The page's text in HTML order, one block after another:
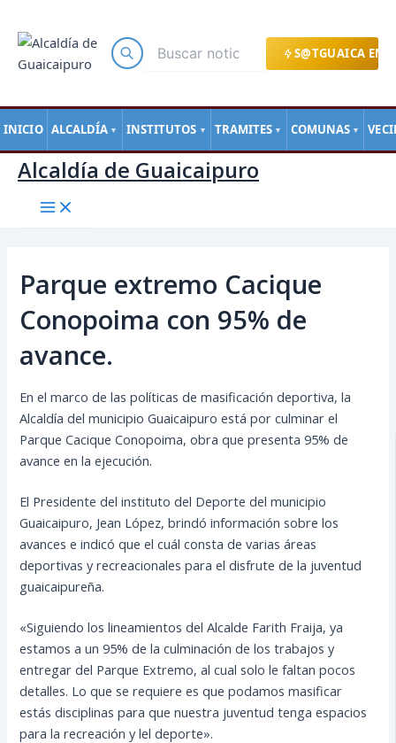
S@TGUAICA EN
INICIO ALCALDÍA ▼ INSTITUTOS ▼ TRAMITES ▼ COMUNAS ▼
contenido
Alcaldía de Guaicaipuro
Parque extremo Cacique
Conopoima con 95% de
avance.
En el marco de las políticas de masificación deportiva, la
Alcaldía del municipio Guaicaipuro está por culminar el
Parque Cacique Conopoima, obra que presenta 95% de
avance en la ejecución.
El Presidente del instituto del Deporte del municipio
Guaicaipuro, Jean López, brindó información sobre los
avances e indicó que el cuál consta de varias áreas
deportivas y recreacionales para el disfrute de la juventud
guaicaipureña.
«Siguiendo los lineamientos del Alcalde Farith Fraija, ya
estamos a un 95% de la culminación de los trabajos y
entregar del Parque Extremo, al cual solo le faltan pocos
detalles. Lo que se requiere es que podamos masificar
estás disciplinas para que nuestra juventud tenga espacios
para la recreación y lel deporte».
de
entradas